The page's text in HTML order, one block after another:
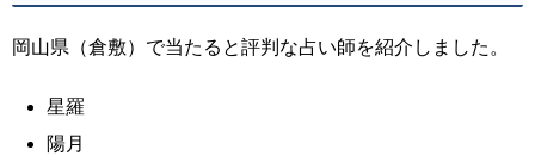
岡山県（倉敷）で当たると評判な占い師を紹介しました。
星羅
陽月